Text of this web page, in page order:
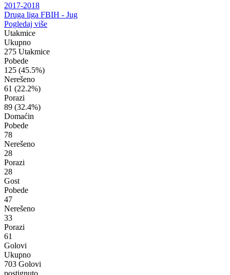
2017-2018
Druga liga FBIH - Jug
Pogledaj više
Utakmice
Ukupno
275 Utakmice
Pobede
125 (45.5%)
Nerešeno
61 (22.2%)
Porazi
89 (32.4%)
Domaćin
Pobede
78
Nerešeno
28
Porazi
28
Gost
Pobede
47
Nerešeno
33
Porazi
61
Golovi
Ukupno
703 Golovi
postignuto